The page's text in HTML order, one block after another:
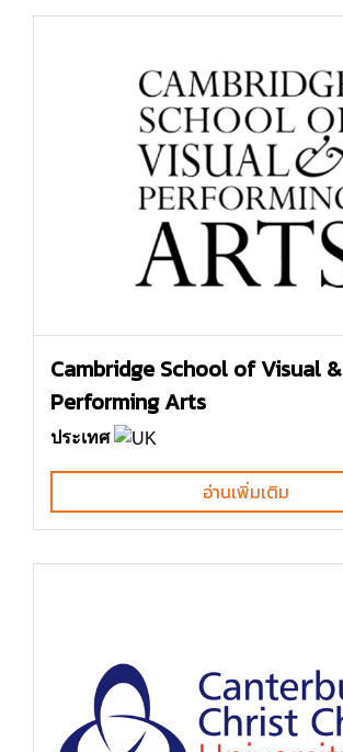
Cambridge School of Visual &
Performing Arts
ประเทศ
อ่านเพิ่มเติม